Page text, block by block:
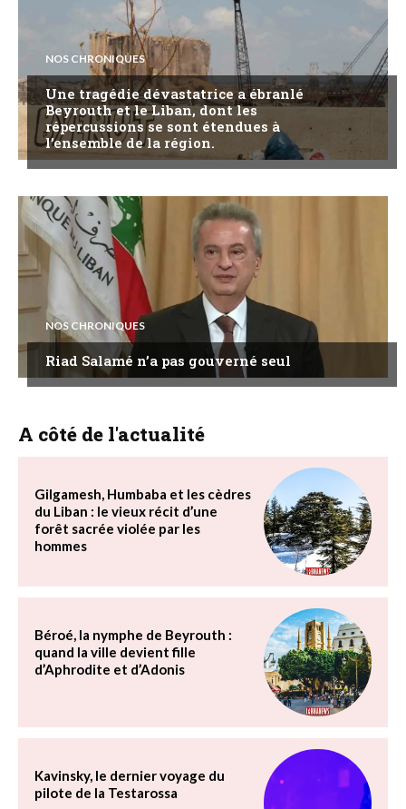
NOS CHRONIQUES
Une tragédie dévastatrice a ébranlé
Beyrouth et le Liban, dont les
répercussions se sont étendues à
l’ensemble de la région.
NOS CHRONIQUES
Riad Salamé n’a pas gouverné seul
A côté de l'actualité
Gilgamesh, Humbaba et les cèdres
du Liban : le vieux récit d’une
forêt sacrée violée par les
hommes
Béroé, la nymphe de Beyrouth :
quand la ville devient fille
d’Aphrodite et d’Adonis
Kavinsky, le dernier voyage du
pilote de la Testarossa